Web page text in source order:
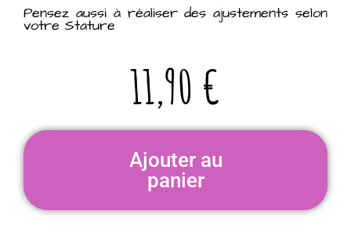
Pensez aussi à réaliser des ajustements selon
votre Stature
11,90 €
Ajouter au
panier